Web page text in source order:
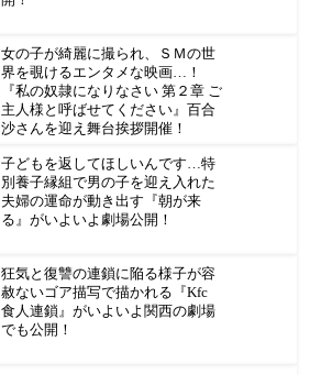
女の子が綺麗に撮られ、ＳＭの世
界を覗けるエンタメな映画…！
『私の奴隷になりなさい 第２章 ご
主人様と呼ばせてください』百合
沙さんを迎え舞台挨拶開催！
子どもを返してほしいんです…特
別養子縁組で男の子を迎え入れた
夫婦の運命が動き出す『朝が来
る』がいよいよ劇場公開！
狂気と復讐の連鎖に陥る様子が容
赦ないゴア描写で描かれる『Kfc
食人連鎖』がいよいよ関西の劇場
でも公開！